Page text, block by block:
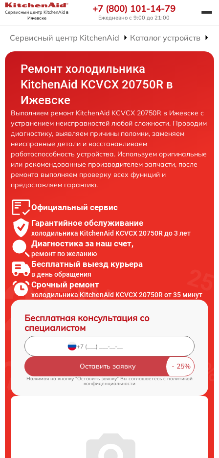
Сервисный центр KitchenAidв
Ижевске
+7 (800) 101-14-79
Ежедневно с 9:00 до 21:00
Сервисный центр KitchenAid Каталог устройств
Ремонт холодильника
KitchenAid KCVCX 20750R в
Ижевске
Выполняем ремонт KitchenAid KCVCX 20750R в Ижевске с
устранением неисправностей любой сложности. Проводим
диагностику, выявляем причины поломки, заменяем
неисправные детали и восстанавливаем
работоспособность устройства. Используем оригинальные
или рекомендованные производителем запчасти, после
ремонта выполняем проверку всех функций и
предоставляем гарантию.
Официальный сервис
Гарантийное обслуживание
холодильника KitchenAid KCVCX 20750R до 3 лет
Диагностика за наш счет,
ремонт по желанию
Бесплатный выезд курьера
в день обращения
Срочный ремонт
холодильника KitchenAid KCVCX 20750R от 35 минут
Бесплатная консультация со
специалистом
Оставить заявку
Нажимая на кнопку "Оставить заявку" Вы соглашаетесь cполитикой
конфиденциальности